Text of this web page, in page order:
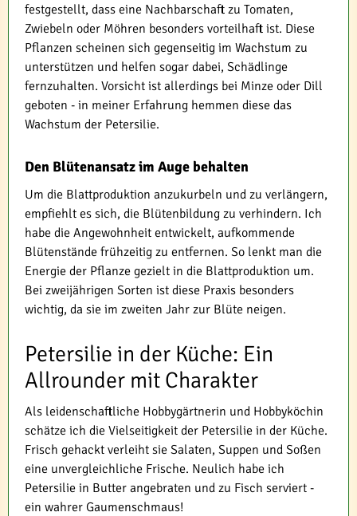
festgestellt, dass eine Nachbarschaft zu Tomaten,
Zwiebeln oder Möhren besonders vorteilhaft ist. Diese
Pflanzen scheinen sich gegenseitig im Wachstum zu
unterstützen und helfen sogar dabei, Schädlinge
fernzuhalten. Vorsicht ist allerdings bei Minze oder Dill
geboten - in meiner Erfahrung hemmen diese das
Wachstum der Petersilie.
Den Blütenansatz im Auge behalten
Um die Blattproduktion anzukurbeln und zu verlängern,
empfiehlt es sich, die Blütenbildung zu verhindern. Ich
habe die Angewohnheit entwickelt, aufkommende
Blütenstände frühzeitig zu entfernen. So lenkt man die
Energie der Pflanze gezielt in die Blattproduktion um.
Bei zweijährigen Sorten ist diese Praxis besonders
wichtig, da sie im zweiten Jahr zur Blüte neigen.
Petersilie in der Küche: Ein
Allrounder mit Charakter
Als leidenschaftliche Hobbygärtnerin und Hobbyköchin
schätze ich die Vielseitigkeit der Petersilie in der Küche.
Frisch gehackt verleiht sie Salaten, Suppen und Soßen
eine unvergleichliche Frische. Neulich habe ich
Petersilie in Butter angebraten und zu Fisch serviert -
ein wahrer Gaumenschmaus!